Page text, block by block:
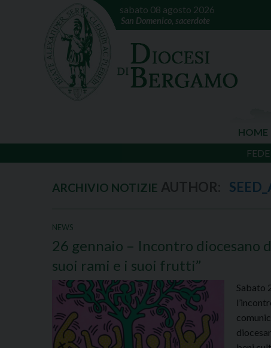
sabato 08 agosto 2026
San Domenico, sacerdote
HOME
FEDE
NEWS
26 gennaio – Incontro diocesano
suoi rami e i suoi frutti”
Sabato